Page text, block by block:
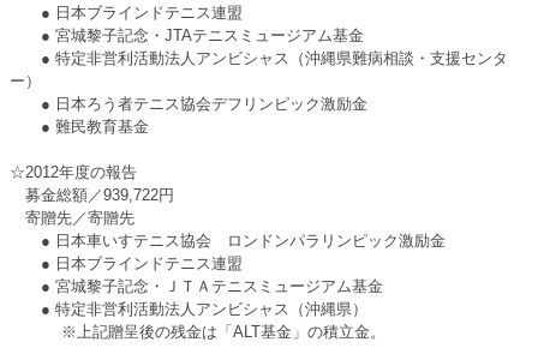
● 日本ブラインドテニス連盟
● 宮城黎子記念・JTAテニスミュージアム基金
● 特定非営利活動法人アンビシャス（沖縄県難病相談・支援センタ
ー）
● 日本ろう者テニス協会デフリンピック激励金
● 難民教育基金
☆2012年度の報告
募金総額／939,722円
寄贈先／寄贈先
● 日本車いすテニス協会 ロンドンパラリンピック激励金
● 日本ブラインドテニス連盟
● 宮城黎子記念・ＪＴＡテニスミュージアム基金
● 特定非営利活動法人アンビシャス（沖縄県）
※上記贈呈後の残金は「ALT基金」の積立金。